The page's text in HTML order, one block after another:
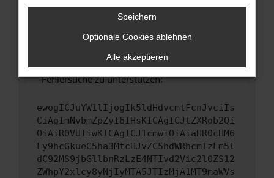
Wende dich an den Webseitenbetreiber.
Wenn du alle oben genannten Schritte versucht
hast, kontaktiere uns bitte. Wir werden
versuchen, das Problem zu beheben. Du kannst
uns diesen Text schicken, um uns bei der
Fehlersuche zu unterstützen:
ewogICJuYW1lIjogIk5ldHdvcmtFcnJvciIs
CiAgImNvbmZpZyI6IHsKICAgICJtZXRob2Qi
OiAiR0VUIiwKICAgICJ1cmwiOiAiaHR0cHM6
Ly9hcGkueC5ha3MtcHJvZC5hdWRhcmlzLm5l
dC92MS9jbGllbnRzLzE4NTIvd2Vic2l0ZS12
ZWhpY2xlcy8yNjIyMTA5JTIzMjA1MT9maWVs
Speichern
Optionale Cookies ablehnen
Alle akzeptieren